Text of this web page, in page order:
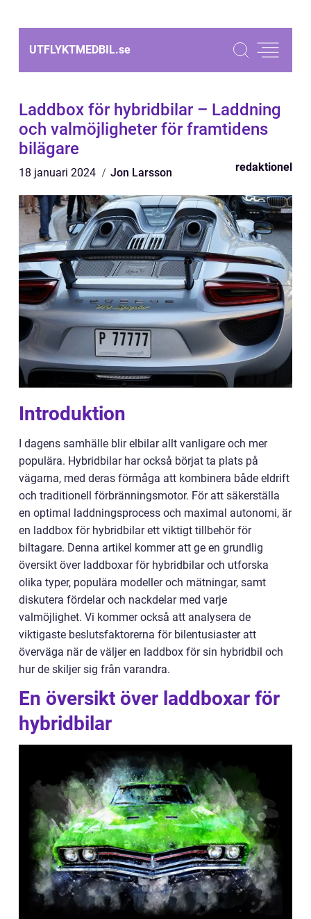
UTFLYKTMEDBIL.se
Laddbox för hybridbilar – Laddning
och valmöjligheter för framtidens
bilägare
18 januari 2024 Jon Larsson redaktionel
Introduktion
I dagens samhälle blir elbilar allt vanligare och mer
populära. Hybridbilar har också börjat ta plats på
vägarna, med deras förmåga att kombinera både eldrift
och traditionell förbränningsmotor. För att säkerställa
en optimal laddningsprocess och maximal autonomi, är
en laddbox för hybridbilar ett viktigt tillbehör för
biltagare. Denna artikel kommer att ge en grundlig
översikt över laddboxar för hybridbilar och utforska
olika typer, populära modeller och mätningar, samt
diskutera fördelar och nackdelar med varje
valmöjlighet. Vi kommer också att analysera de
viktigaste beslutsfaktorerna för bilentusiaster att
överväga när de väljer en laddbox för sin hybridbil och
hur de skiljer sig från varandra.
En översikt över laddboxar för
hybridbilar